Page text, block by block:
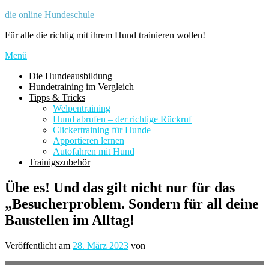
Zum
springen
die online Hundeschule
Für alle die richtig mit ihrem Hund trainieren wollen!
Menü
Die Hundeausbildung
Hundetraining im Vergleich
Tipps & Tricks
Welpentraining
Hund abrufen – der richtige Rückruf
Clickertraining für Hunde
Apportieren lernen
Autofahren mit Hund
Trainigszubehör
Übe es! Und das gilt nicht nur für das
„Besucherproblem. Sondern für all deine
Baustellen im Alltag!
Veröffentlicht am 28. März 2023 von